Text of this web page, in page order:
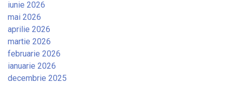
iunie 2026
mai 2026
aprilie 2026
martie 2026
februarie 2026
ianuarie 2026
decembrie 2025